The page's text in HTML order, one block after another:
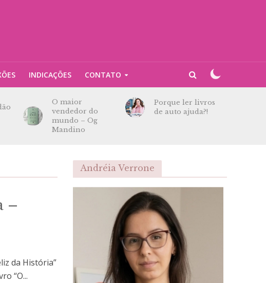
INDICAÇÕES CONTATO
O maior
vendedor do
mundo – Og
Mandino
Porque ler livros
de auto ajuda?!
–
da História”
“O...
Andréia Verrone